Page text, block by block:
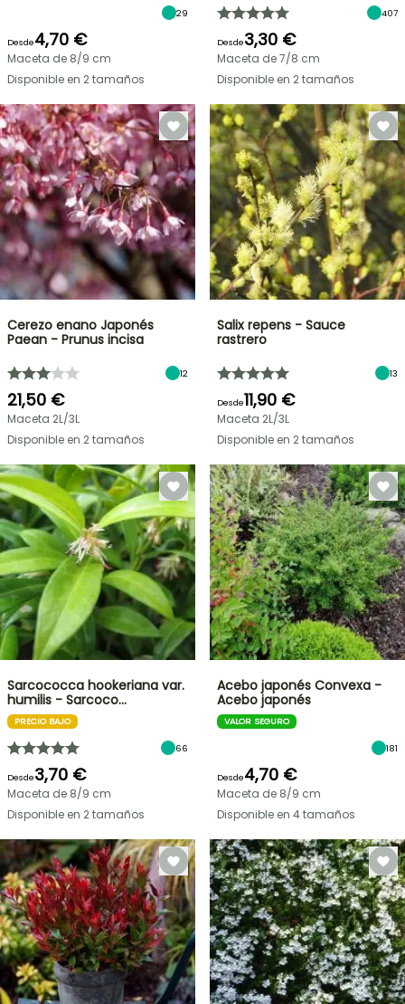
29
Desde4,70 €
Maceta de 8/9 cm
Disponible en 2 tamaños
407
Desde3,30 €
Maceta de 7/8 cm
Disponible en 2 tamaños
Cerezo enano Japonés
Paean - Prunus incisa
12
21,50 €
Maceta 2L/3L
Disponible en 2 tamaños
Salix repens - Sauce
rastrero
13
Desde11,90 €
Maceta 2L/3L
Disponible en 2 tamaños
Sarcococca hookeriana var.
humilis - Sarcoco…
PRECIO BAJO
66
Desde3,70 €
Maceta de 8/9 cm
Disponible en 2 tamaños
Acebo japonés Convexa -
Acebo japonés
VALOR SEGURO
181
Desde4,70 €
Maceta de 8/9 cm
Disponible en 4 tamaños